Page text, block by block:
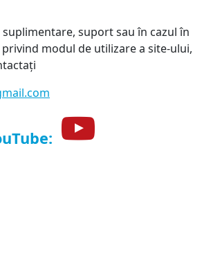
suport sau în cazul în
modul de utilizare a site-ului,